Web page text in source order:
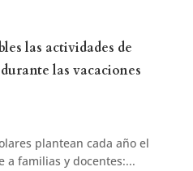
las actividades de
las vacaciones
plantean cada año el
a familias y docentes:...